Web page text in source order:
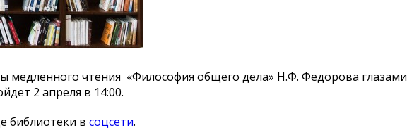
медленного чтения «Философия общего дела» Н.Ф. Федорова глазами
2 апреля в 14:00.
библиотеки в соцсети.